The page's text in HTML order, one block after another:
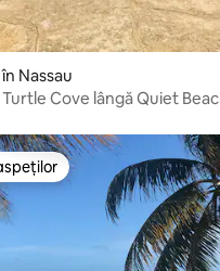
Nassau
Cove lângă Quiet